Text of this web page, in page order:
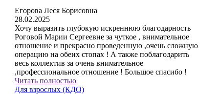
Егорова Леся Борисовна
28.02.2025
Хочу выразить глубокую искреннюю благодарность
Роговой Марии Сергеевне за чуткое , внимательное
отношение и прекрасно проведенную ,очень сложную
операцию на обеих стопах ! А также поблагодарить
весь коллектив за очень внимательное
,профессиональное отношение ! Большое спасибо !
Читать полностью
Для взрослых (КДО)